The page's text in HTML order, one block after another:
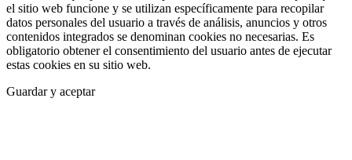
el sitio web funcione y se utilizan específicamente para recopilar
datos personales del usuario a través de análisis, anuncios y otros
contenidos integrados se denominan cookies no necesarias. Es
obligatorio obtener el consentimiento del usuario antes de ejecutar
estas cookies en su sitio web.
Guardar y aceptar